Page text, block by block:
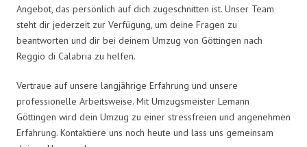
Angebot, das persönlich auf dich zugeschnitten ist. Unser Team
steht dir jederzeit zur Verfügung, um deine Fragen zu
beantworten und dir bei deinem Umzug von Göttingen nach
Reggio di Calabria zu helfen.
Vertraue auf unsere langjährige Erfahrung und unsere
professionelle Arbeitsweise. Mit Umzugsmeister Lemann
Göttingen wird dein Umzug zu einer stressfreien und angenehmen
Erfahrung. Kontaktiere uns noch heute und lass uns gemeinsam